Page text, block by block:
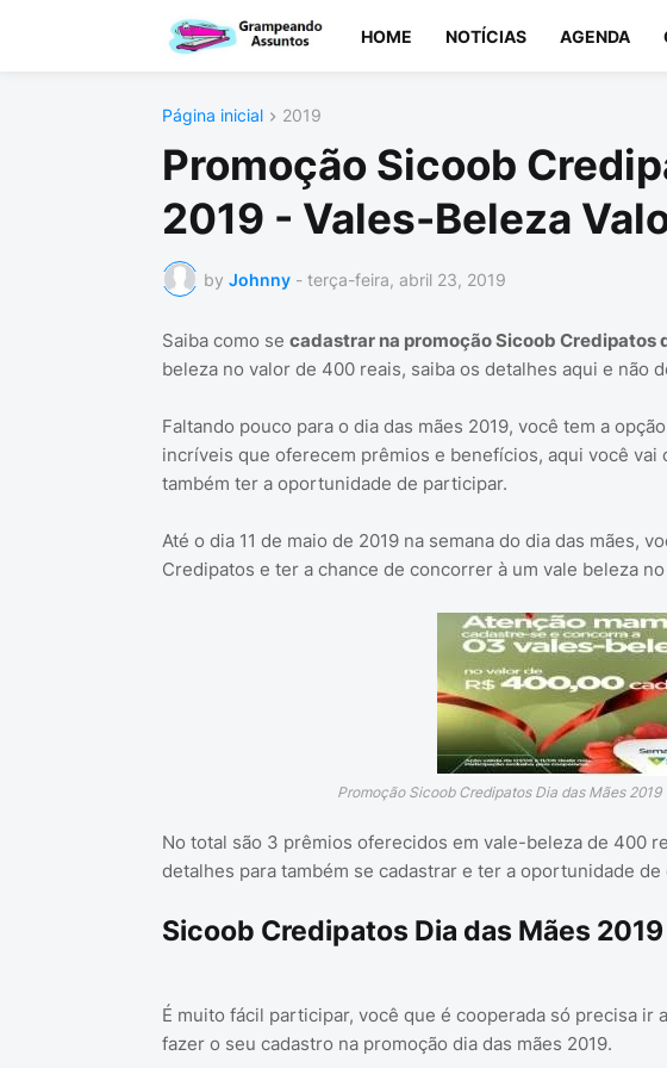
HOME NOTÍCIAS AGENDA
Página inicial 2019
Promoção Sicoob
2019 - Vales-Beleza
by Johnny - terça-feira, abril 23, 2019
Saiba como se cadastrar na promoção Sicoob Credipatos
beleza no valor de 400 reais, saiba os detalhes aqui e não
Faltando pouco para o dia das mães 2019, você tem a
incríveis que oferecem prêmios e benefícios, aqui você vai
também ter a oportunidade de participar.
Até o dia 11 de maio de 2019 na semana do dia das mães,
Credipatos e ter a chance de concorrer à um vale beleza
Promoção Sicoob Credipatos Dia das Mães
No total são 3 prêmios oferecidos em vale-beleza de 400
detalhes para também se cadastrar e ter a oportunidade de
Sicoob Credipatos Dia das Mães 2019
É muito fácil participar, você que é cooperada só precisa ir
fazer o seu cadastro na promoção dia das mães 2019.